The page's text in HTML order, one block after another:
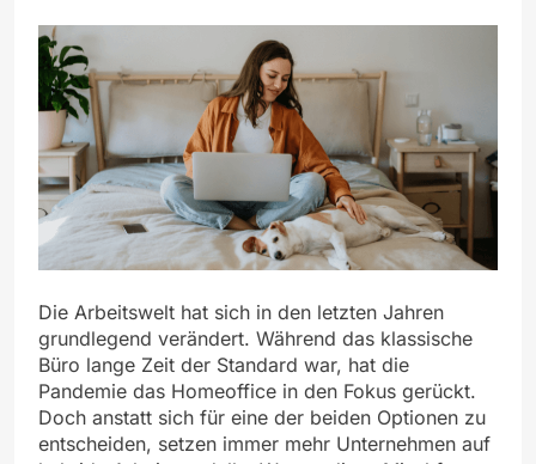
Die Arbeitswelt hat sich in den letzten Jahren
grundlegend verändert. Während das klassische
Büro lange Zeit der Standard war, hat die
Pandemie das Homeoffice in den Fokus gerückt.
Doch anstatt sich für eine der beiden Optionen zu
entscheiden, setzen immer mehr Unternehmen auf